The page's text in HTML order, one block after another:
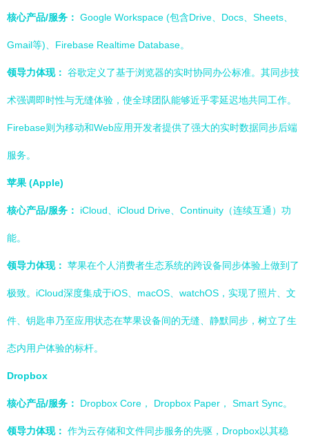
核心产品/服务： Google Workspace (包含Drive、Docs、Sheets、
Gmail等)、Firebase Realtime Database。
领导力体现： 谷歌定义了基于浏览器的实时协同办公标准。其同步技
术强调即时性与无缝体验，使全球团队能够近乎零延迟地共同工作。
Firebase则为移动和Web应用开发者提供了强大的实时数据同步后端
服务。
苹果 (Apple)
核心产品/服务： iCloud、iCloud Drive、Continuity（连续互通）功
能。
领导力体现： 苹果在个人消费者生态系统的跨设备同步体验上做到了
极致。iCloud深度集成于iOS、macOS、watchOS，实现了照片、文
件、钥匙串乃至应用状态在苹果设备间的无缝、静默同步，树立了生
态内用户体验的标杆。
Dropbox
核心产品/服务： Dropbox Core， Dropbox Paper， Smart Sync。
领导力体现： 作为云存储和文件同步服务的先驱，Dropbox以其稳